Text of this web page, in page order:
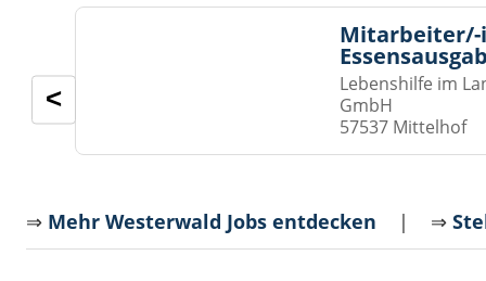
Lebenshilfe im
GmbH
57537 Mittelhof
<
⇒ Mehr Westerwald Jobs entdecken | ⇒